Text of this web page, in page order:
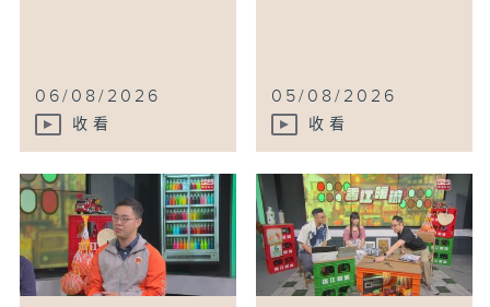
06/08/2026
收看
05/08/2026
收看